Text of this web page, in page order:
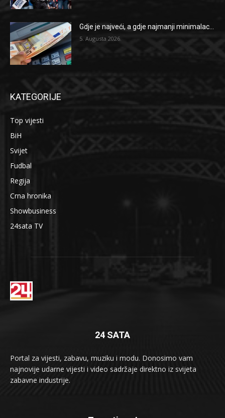
Gdje je najveći, a gdje najmanji minimalac...
5. Augusta 2026.
KATEGORIJE
Top vijesti
BiH
Svijet
Fudbal
Regija
Crna hronika
Showbusiness
24sata TV
24 SATA
Portal za vijesti, zabavu, muziku i modu. Donosimo vam
najnovije udarne vijesti i video sadržaje direktno iz svijeta
zabavne industrije.